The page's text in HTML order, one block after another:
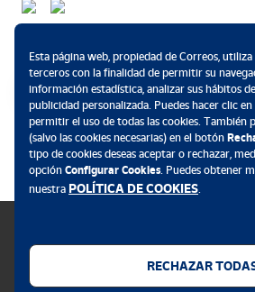
Política de cookies
Esta página web, propiedad de Correos,
terceros con la finalidad de permitir su
información estadística, analizar sus hábitos
publicidad personalizada. Puedes hacer clic en
permitir el uso de todas las cookies. También
(salvo las cookies necesarias) en el botón
tipo de cookies deseas aceptar o rechazar,
opción Configurar Cookies. Puedes obtener
nuestra POLÍTICA DE COOKIES.
RECHAZAR